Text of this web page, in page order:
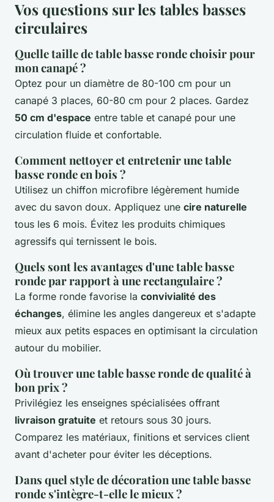
Vos questions sur les tables basses
circulaires
Quelle taille de table basse ronde choisir pour
mon canapé ?
Optez pour un diamètre de 80-100 cm pour un
canapé 3 places, 60-80 cm pour 2 places. Gardez
50 cm d'espace entre table et canapé pour une
circulation fluide et confortable.
Comment nettoyer et entretenir une table
basse ronde en bois ?
Utilisez un chiffon microfibre légèrement humide
avec du savon doux. Appliquez une cire naturelle
tous les 6 mois. Évitez les produits chimiques
agressifs qui ternissent le bois.
Quels sont les avantages d'une table basse
ronde par rapport à une rectangulaire ?
La forme ronde favorise la convivialité des
échanges, élimine les angles dangereux et s'adapte
mieux aux petits espaces en optimisant la circulation
autour du mobilier.
Où trouver une table basse ronde de qualité à
bon prix ?
Privilégiez les enseignes spécialisées offrant
livraison gratuite et retours sous 30 jours.
Comparez les matériaux, finitions et services client
avant d'acheter pour éviter les déceptions.
Dans quel style de décoration une table basse
ronde s'intègre-t-elle le mieux ?